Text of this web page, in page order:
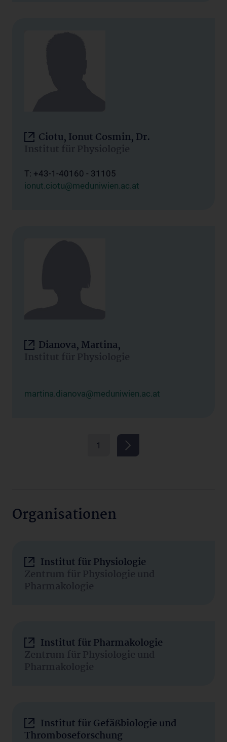
Ciotu, Ionut Cosmin, Dr.
Institut für Physiologie
T: +43-1-40160 - 31105
ionut.ciotu@meduniwien.ac.at
Dianova, Martina,
Institut für Physiologie
martina.dianova@meduniwien.ac.at
1
Organisationen
Institut für Physiologie
Zentrum für Physiologie und
Pharmakologie
Institut für Pharmakologie
Zentrum für Physiologie und
Pharmakologie
Institut für Gefäßbiologie und
Thromboseforschung